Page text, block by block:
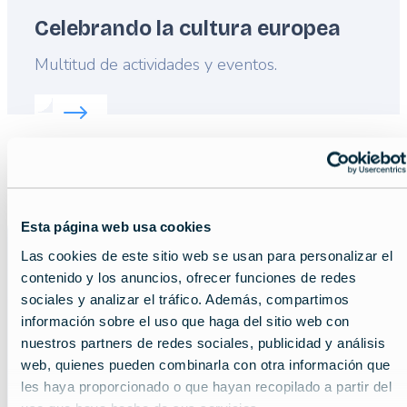
Esta página web usa cookies
Las cookies de este sitio web se usan para personalizar el
contenido y los anuncios, ofrecer funciones de redes
sociales y analizar el tráfico. Además, compartimos
información sobre el uso que haga del sitio web con
nuestros partners de redes sociales, publicidad y análisis
web, quienes pueden combinarla con otra información que
les haya proporcionado o que hayan recopilado a partir del
Celebrando la cultura europea
Lead
Multitud de actividades y eventos.
Read more about:
Descubre joyas
ocultas, consejos de
viaje
y lugares